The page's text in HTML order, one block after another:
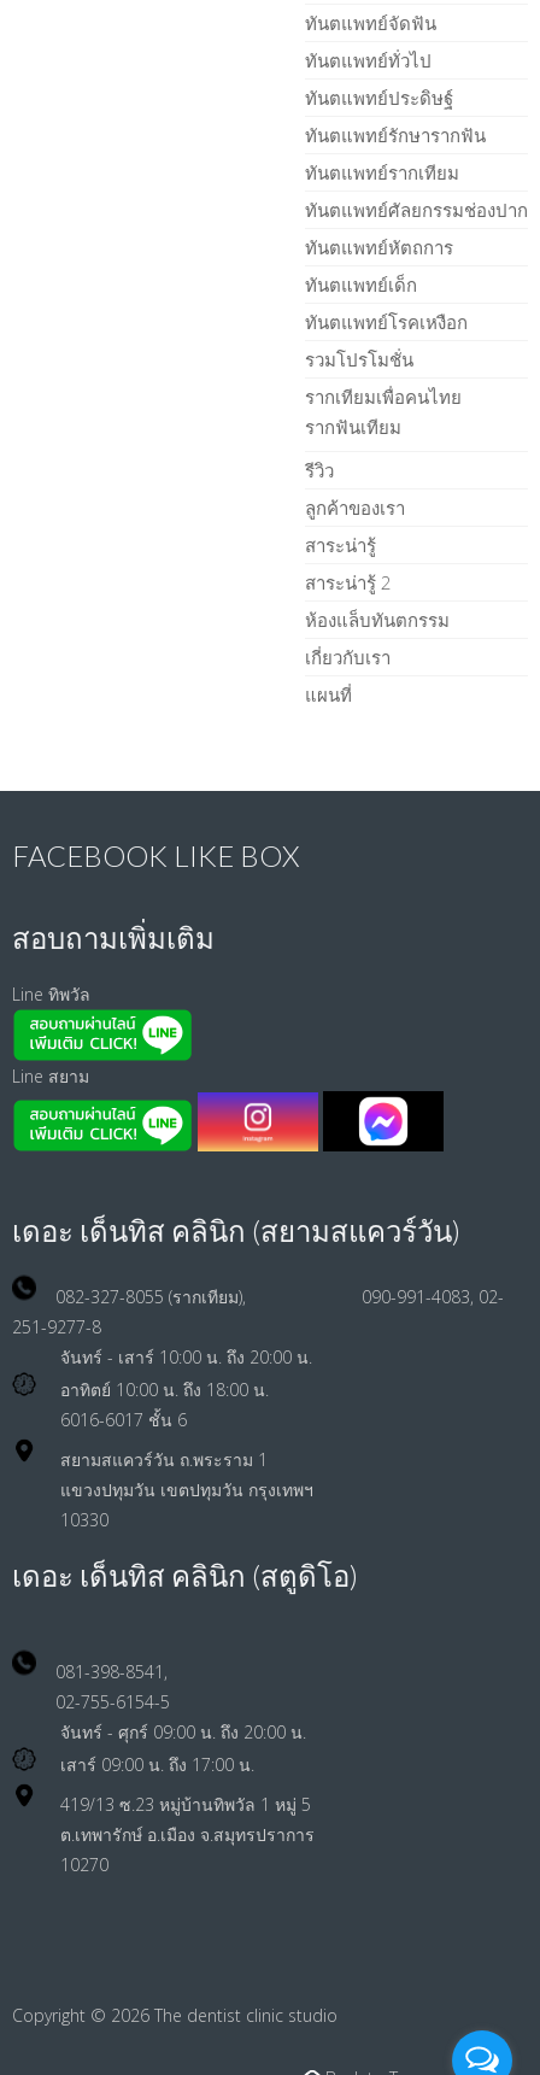
ทันตแพทย์จัดฟัน
ทันตแพทย์ทั่วไป
ทันตแพทย์ประดิษฐ์
ทันตแพทย์รักษารากฟัน
ทันตแพทย์รากเทียม
ทันตแพทย์ศัลยกรรมช่องปาก
ทันตแพทย์หัตถการ
ทันตแพทย์เด็ก
ทันตแพทย์โรคเหงือก
รวมโปรโมชั่น
รากเทียมเพื่อคนไทย
รากฟันเทียม
รีวิว
ลูกค้าของเรา
สาระน่ารู้
สาระน่ารู้ 2
ห้องแล็บทันตกรรม
เกี่ยวกับเรา
แผนที่
FACEBOOK LIKE BOX
สอบถามเพิ่มเติม
Line ทิพวัล
Line สยาม
เดอะ เด็นทิส คลินิก (สยามสแควร์วัน)
082-327-8055 (รากเทียม), 090-991-4083, 02-
251-9277-8
จันทร์ - เสาร์ 10:00 น. ถึง 20:00 น.
อาทิตย์ 10:00 น. ถึง 18:00 น.
6016-6017 ชั้น 6
สยามสแควร์วัน ถ.พระราม 1
แขวงปทุมวัน เขตปทุมวัน กรุงเทพฯ
10330
เดอะ เด็นทิส คลินิก (สตูดิโอ)
081-398-8541,
02-755-6154-5
จันทร์ - ศุกร์ 09:00 น. ถึง 20:00 น.
เสาร์ 09:00 น. ถึง 17:00 น.
419/13 ซ.23 หมู่บ้านทิพวัล 1 หมู่ 5
ต.เทพารักษ์ อ.เมือง จ.สมุทรปราการ
10270
Copyright © 2026 The dentist clinic studio